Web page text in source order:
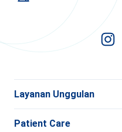
Layanan Unggulan
Patient Care